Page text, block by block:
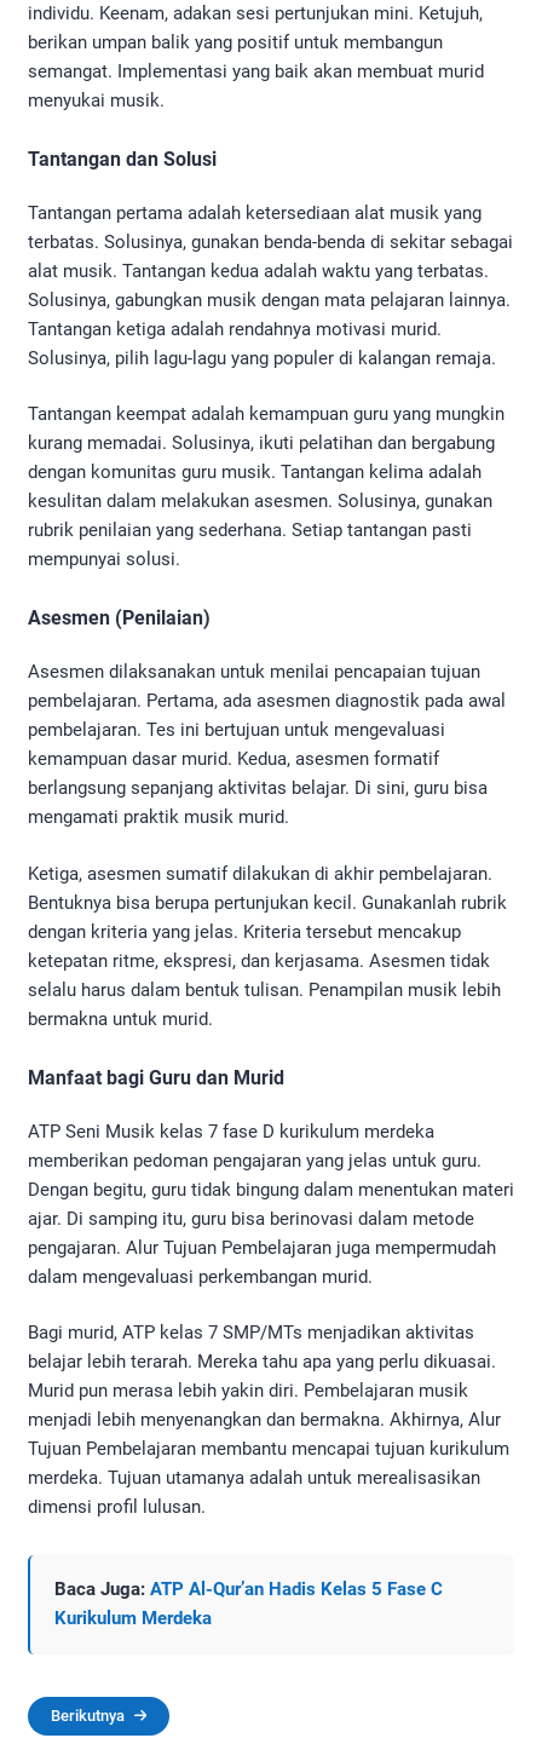
individu. Keenam, adakan sesi pertunjukan mini. Ketujuh,
berikan umpan balik yang positif untuk membangun
semangat. Implementasi yang baik akan membuat murid
menyukai musik.
Tantangan dan Solusi
Tantangan pertama adalah ketersediaan alat musik yang
terbatas. Solusinya, gunakan benda-benda di sekitar sebagai
alat musik. Tantangan kedua adalah waktu yang terbatas.
Solusinya, gabungkan musik dengan mata pelajaran lainnya.
Tantangan ketiga adalah rendahnya motivasi murid.
Solusinya, pilih lagu-lagu yang populer di kalangan remaja.
Tantangan keempat adalah kemampuan guru yang mungkin
kurang memadai. Solusinya, ikuti pelatihan dan bergabung
dengan komunitas guru musik. Tantangan kelima adalah
kesulitan dalam melakukan asesmen. Solusinya, gunakan
rubrik penilaian yang sederhana. Setiap tantangan pasti
mempunyai solusi.
Asesmen (Penilaian)
Asesmen dilaksanakan untuk menilai pencapaian tujuan
pembelajaran. Pertama, ada asesmen diagnostik pada awal
pembelajaran. Tes ini bertujuan untuk mengevaluasi
kemampuan dasar murid. Kedua, asesmen formatif
berlangsung sepanjang aktivitas belajar. Di sini, guru bisa
mengamati praktik musik murid.
Ketiga, asesmen sumatif dilakukan di akhir pembelajaran.
Bentuknya bisa berupa pertunjukan kecil. Gunakanlah rubrik
dengan kriteria yang jelas. Kriteria tersebut mencakup
ketepatan ritme, ekspresi, dan kerjasama. Asesmen tidak
selalu harus dalam bentuk tulisan. Penampilan musik lebih
bermakna untuk murid.
Manfaat bagi Guru dan Murid
ATP Seni Musik kelas 7 fase D kurikulum merdeka
memberikan pedoman pengajaran yang jelas untuk guru.
Dengan begitu, guru tidak bingung dalam menentukan materi
ajar. Di samping itu, guru bisa berinovasi dalam metode
pengajaran. Alur Tujuan Pembelajaran juga mempermudah
dalam mengevaluasi perkembangan murid.
Bagi murid, ATP kelas 7 SMP/MTs menjadikan aktivitas
belajar lebih terarah. Mereka tahu apa yang perlu dikuasai.
Murid pun merasa lebih yakin diri. Pembelajaran musik
menjadi lebih menyenangkan dan bermakna. Akhirnya, Alur
Tujuan Pembelajaran membantu mencapai tujuan kurikulum
merdeka. Tujuan utamanya adalah untuk merealisasikan
dimensi profil lulusan.
Baca Juga: ATP Al-Qur’an Hadis Kelas 5 Fase C
Kurikulum Merdeka
Berikutnya